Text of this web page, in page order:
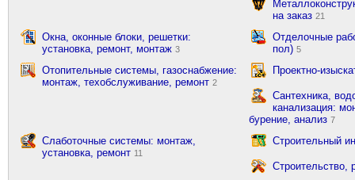
на заказ 21
Окна, оконные блоки, решетки:
установка, ремонт, монтаж 3
Отделочные
пол) 5
Отопительные системы, газоснабжение:
монтаж, техобслуживание, ремонт 2
Проектно-
Сантехника,
канализация:
бурение, анализ 7
Слаботочные системы: монтаж,
установка, ремонт 11
Строительный
Строительство,